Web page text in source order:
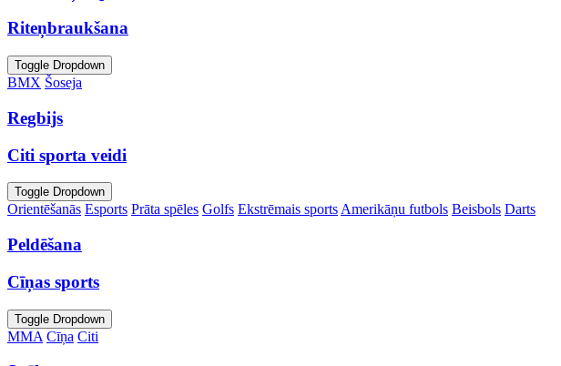
Riteņbraukšana
Toggle Dropdown
BMX Šoseja
Regbijs
Citi sporta veidi
Toggle Dropdown
Orientēšanās Esports Prāta spēles Golfs Ekstrēmais sports Amerikāņu futbols Beisbols Darts
Peldēšana
Cīņas sports
Toggle Dropdown
MMA Cīņa Citi